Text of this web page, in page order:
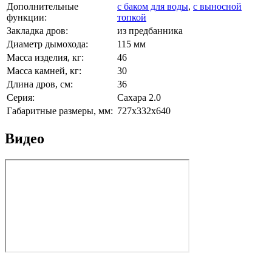
Дополнительные
функции:
с баком для воды, с выносной
топкой
Закладка дров:
из предбанника
Диаметр дымохода:
115 мм
Масса изделия, кг:
46
Масса камней, кг:
30
Длина дров, см:
36
Серия:
Сахара 2.0
Габаритные размеры, мм: 727x332x640
Видео